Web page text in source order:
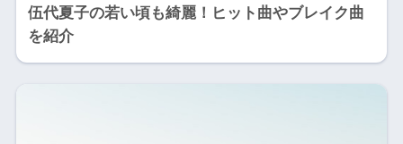
伍代夏子の若い頃も綺麗！ヒット曲やブレイク曲
を紹介